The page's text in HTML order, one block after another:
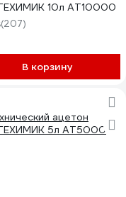
10л АТ10000
(207)
В корзину